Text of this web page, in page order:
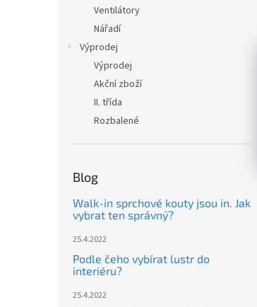
Ventilátory
Nářadí
Výprodej
Výprodej
Akční zboží
II. třída
Rozbalené
Blog
Walk-in sprchové kouty jsou in. Jak
vybrat ten správný?
25.4.2022
Podle čeho vybírat lustr do
interiéru?
25.4.2022